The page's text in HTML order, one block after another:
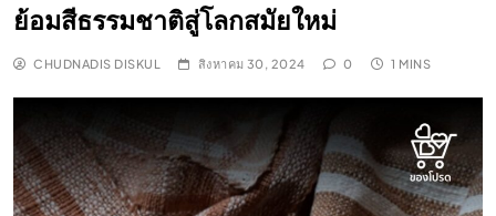
ย้อมสีธรรมชาติสู่โลกสมัยใหม่
CHUDNADIS DISKUL สิงหาคม 30, 2024 0 1 MINS